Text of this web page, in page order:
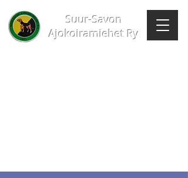
Suur-Savon
Ajokoiramiehet Ry